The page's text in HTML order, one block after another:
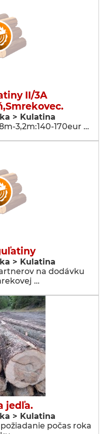
II/3A
> Kulatina
3,2m:140-170eur …
> Kulatina
na dodávku
…
jedľa.
> Kulatina
počas roka